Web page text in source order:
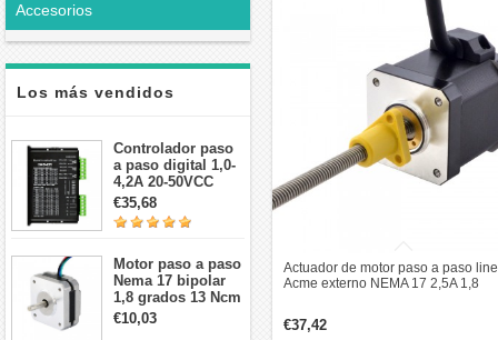
Accesorios
Los más vendidos
Controlador paso
a paso digital 1,0-
4,2A 20-50VCC
para motor paso a
paso Nema 17, 23,
24
€35,68
Motor paso a paso
Nema 17 bipolar
1,8 grados 13 Ncm
1A 3,5 V
42x42x20mm 4
€10,03
Actuador de motor paso a paso
Acme externo NEMA 17 2,5A 1,8
€37,42